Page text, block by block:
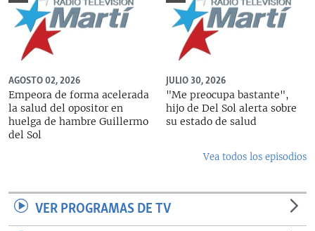
AGOSTO 02, 2026
Empeora de forma acelerada
la salud del opositor en
huelga de hambre Guillermo
del Sol
JULIO 30, 2026
"Me preocupa bastante",
hijo de Del Sol alerta sobre
su estado de salud
Vea todos los episodios
VER PROGRAMAS DE TV